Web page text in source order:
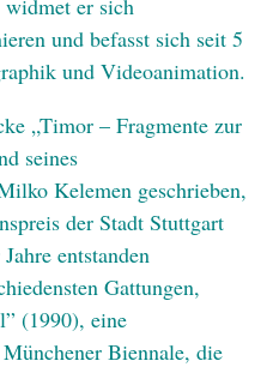
er sich
und befasst sich seit 5
und Videoanimation.
„Timor – Fragmente zur
seines
Kelemen geschrieben,
der Stadt Stuttgart
entstanden
Gattungen,
(1990), eine
Biennale, die